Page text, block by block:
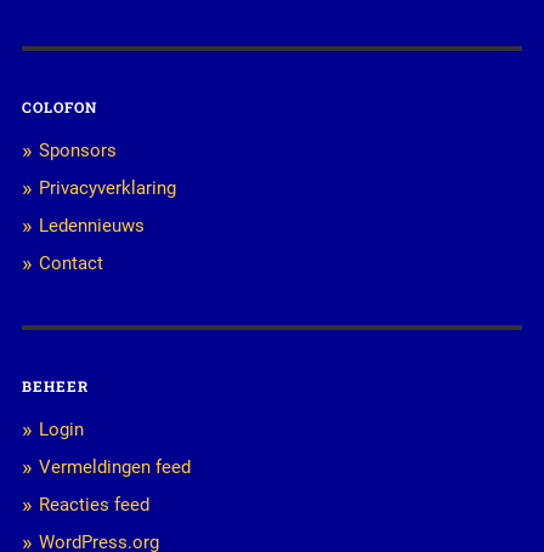
COLOFON
Sponsors
Privacyverklaring
Ledennieuws
Contact
BEHEER
Login
Vermeldingen feed
Reacties feed
WordPress.org